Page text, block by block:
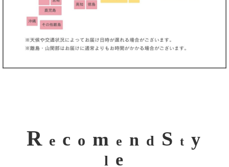
R e c o m e n d S t y
l e